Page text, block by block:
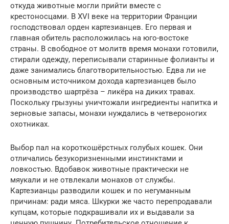
откуда животные могли прийти вместе с
крестоносцами. В XVI веке на территории Франции
господствовал орден картезианцев. Его первая и
главная обитель расположилась на юго-востоке
страны. В свободное от молитв время монахи готовили,
стирали одежду, переписывали старинные фолианты и
даже занимались благотворительностью. Едва ли не
основным источником дохода картезианцев было
производство шартрёза – ликёра на диких травах.
Поскольку грызуны уничтожали ингредиенты напитка и
зерновые запасы, монахи нуждались в четвероногих
охотниках.
Выбор пал на короткошёрстных голубых кошек. Они
отличались безукоризненными инстинктами и
ловкостью. Вдобавок животные практически не
мяукали и не отвлекали монахов от службы.
Картезианцы разводили кошек и по негуманным
причинам: ради мяса. Шкурки же часто перепродавали
купцам, которые подкрашивали их и выдавали за